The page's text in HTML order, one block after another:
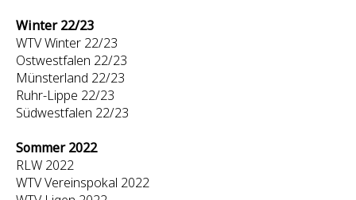
Winter 22/23
WTV Winter 22/23
Ostwestfalen 22/23
Münsterland 22/23
Ruhr-Lippe 22/23
Südwestfalen 22/23
Sommer 2022
RLW 2022
WTV Vereinspokal 2022